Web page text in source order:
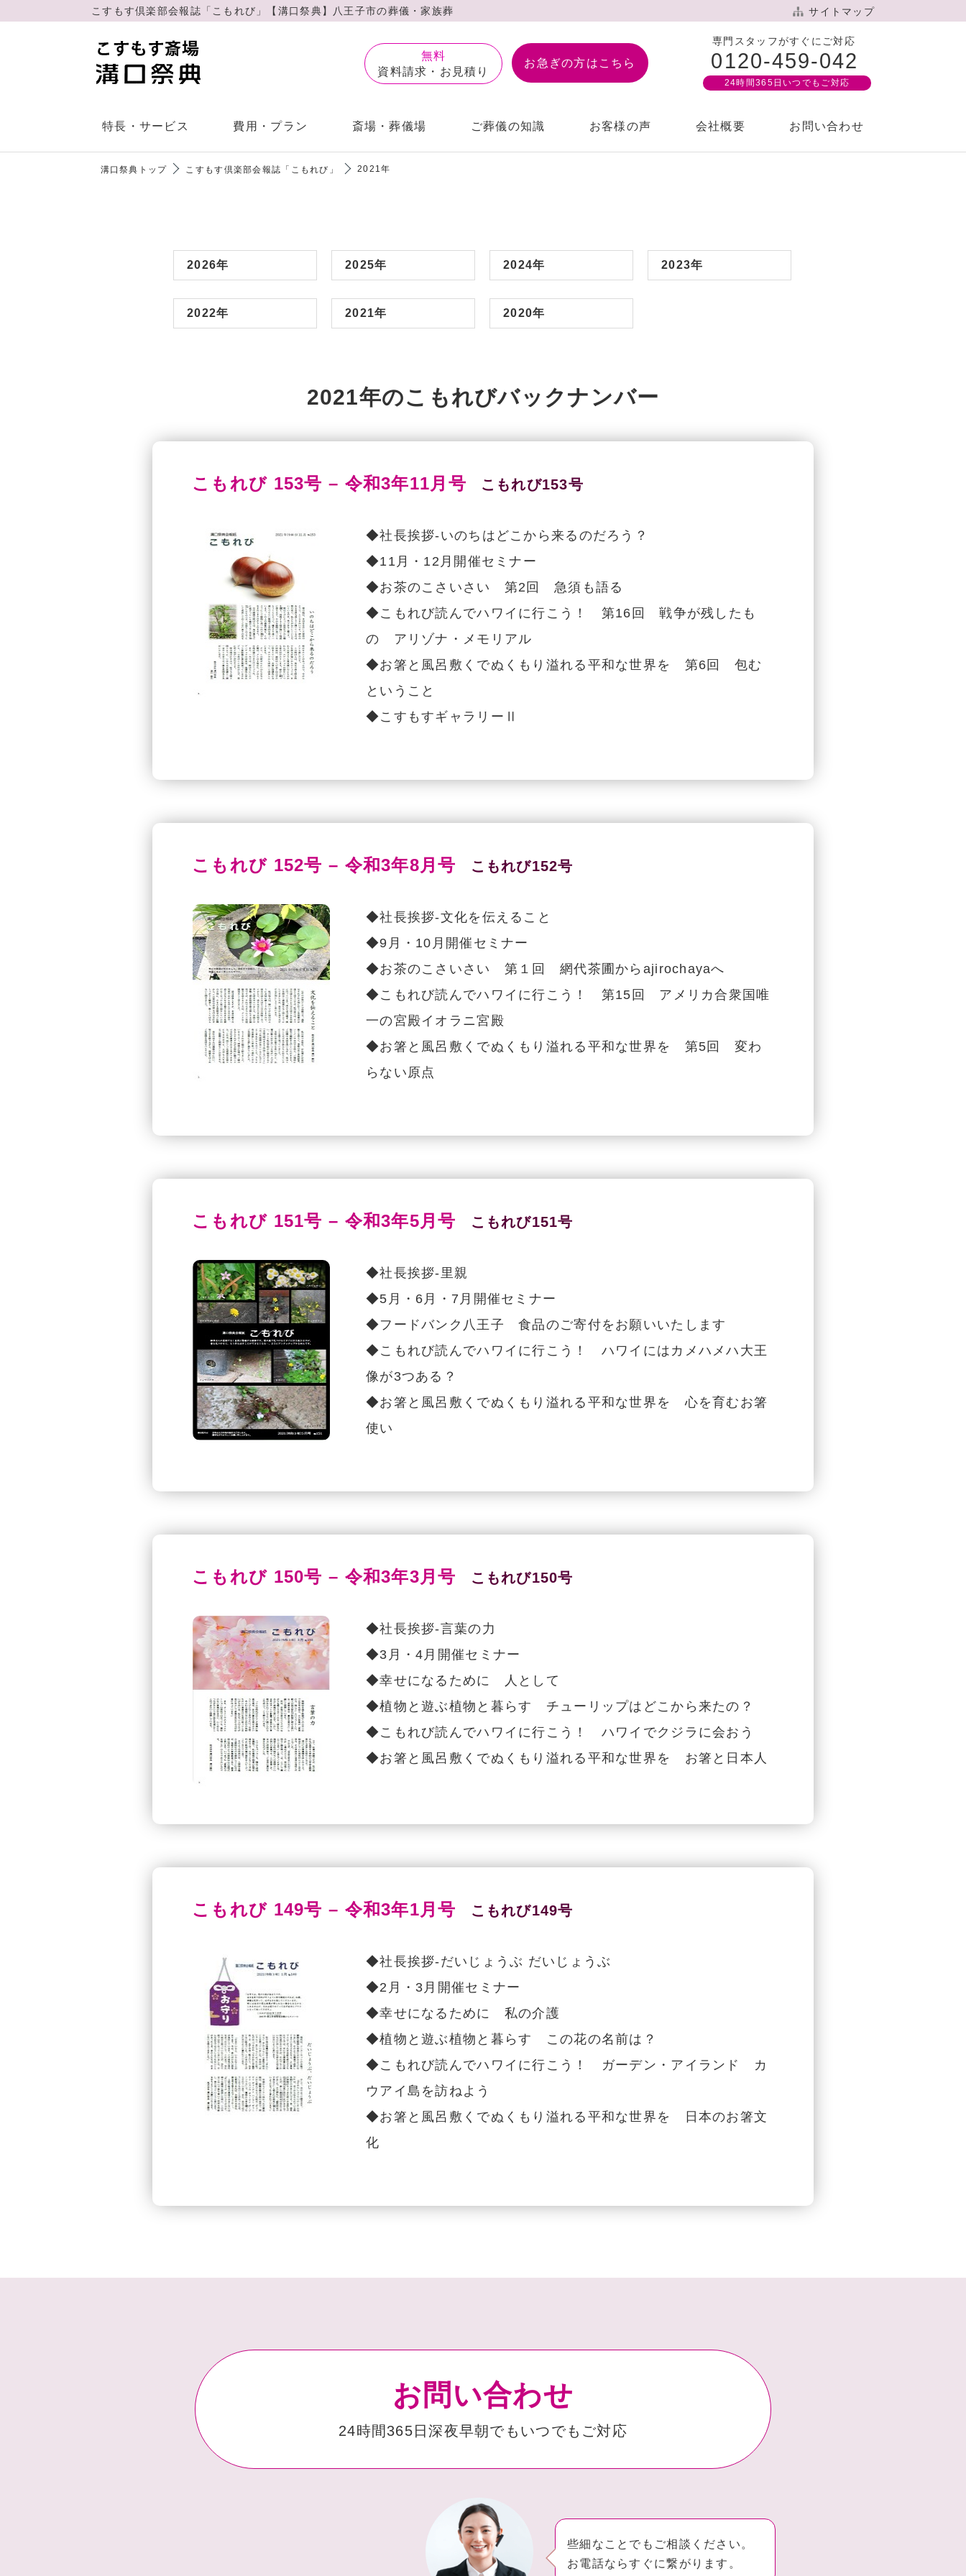
こすもす倶楽部会報誌「こもれび」【溝⼝祭典】⼋王⼦市の葬儀・家族葬 サイトマップ
無料
資料請求・お見積り
お急ぎの⽅はこちら
専門スタッフがすぐにご対応
0120-459-042
24時間365⽇いつでもご対応
特長・サービス
6つの特長 事前相談 アフターサポート
費用・プラン 斎場・葬儀場
こすもす会館 八王子市斎場
ご葬儀の知識
ご葬儀・家族葬の流れ よくあるご質問 お葬式ブログ
お客様の声 会社概要 お問い合わせ
溝⼝祭典トップ こすもす倶楽部会報誌「こもれび」 2021年
2026年 2025年 2024年 2023年
2022年 2021年 2020年
2021年のこもれびバックナンバー
こもれび 153号 – 令和3年11月号 こもれび153号
◆社長挨拶-いのちはどこから来るのだろう？
◆11月・12月開催セミナー
◆お茶のこさいさい 第2回 急須も語る
◆こもれび読んでハワイに行こう！ 第16回 戦争が残したも
の アリゾナ・メモリアル
◆お箸と風呂敷くでぬくもり溢れる平和な世界を 第6回 包む
ということ
◆こすもすギャラリーⅡ
こもれび 152号 – 令和3年8月号 こもれび152号
◆社長挨拶-文化を伝えること
◆9月・10月開催セミナー
◆お茶のこさいさい 第１回 網代茶圃からajirochayaへ
◆こもれび読んでハワイに行こう！ 第15回 アメリカ合衆国唯
一の宮殿イオラニ宮殿
◆お箸と風呂敷くでぬくもり溢れる平和な世界を 第5回 変わ
らない原点
こもれび 151号 – 令和3年5月号 こもれび151号
◆社長挨拶-里親
◆5月・6月・7月開催セミナー
◆フードバンク八王子 食品のご寄付をお願いいたします
◆こもれび読んでハワイに行こう！ ハワイにはカメハメハ大王
像が3つある？
◆お箸と風呂敷くでぬくもり溢れる平和な世界を 心を育むお箸
使い
こもれび 150号 – 令和3年3月号 こもれび150号
◆社長挨拶-言葉の力
◆3月・4月開催セミナー
◆幸せになるために 人として
◆植物と遊ぶ植物と暮らす チューリップはどこから来たの？
◆こもれび読んでハワイに行こう！ ハワイでクジラに会おう
◆お箸と風呂敷くでぬくもり溢れる平和な世界を お箸と日本人
こもれび 149号 – 令和3年1月号 こもれび149号
◆社長挨拶-だいじょうぶ だいじょうぶ
◆2月・3月開催セミナー
◆幸せになるために 私の介護
◆植物と遊ぶ植物と暮らす この花の名前は？
◆こもれび読んでハワイに行こう！ ガーデン・アイランド カ
ウアイ島を訪ねよう
◆お箸と風呂敷くでぬくもり溢れる平和な世界を 日本のお箸文
化
お問い合わせ
24時間365⽇深夜早朝でも いつでもご対応
些細なことでもご相談ください。
お電話ならすぐに繋がります。